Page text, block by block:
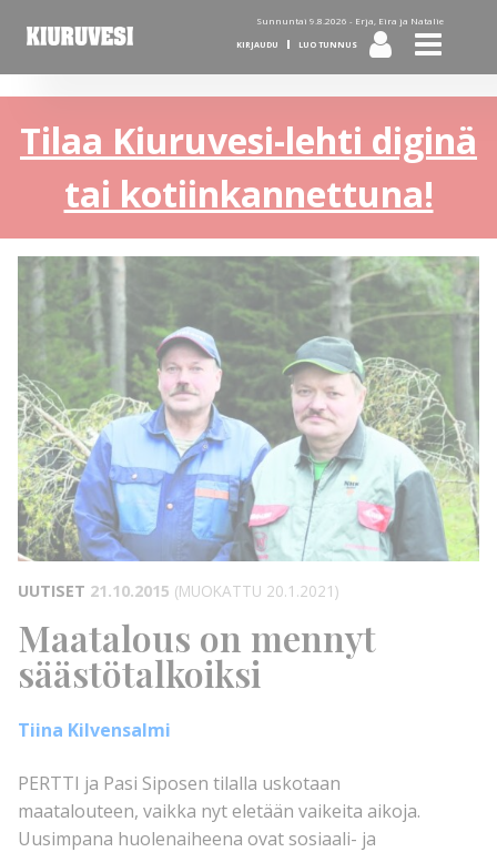
Sunnuntai 9.8.2026 - Erja, Eira ja Natalie
KIRJAUDU LUO TUNNUS
Tilaa Kiuruvesi-lehti diginä
tai kotiinkannettuna!
UUTISET 21.10.2015 (MUOKATTU 20.1.2021)
Maatalous on mennyt
säästötalkoiksi
Tiina Kilvensalmi
PERTTI ja Pasi Siposen tilalla uskotaan
maatalouteen, vaikka nyt eletään vaikeita aikoja.
Uusimpana huolenaiheena ovat sosiaali- ja